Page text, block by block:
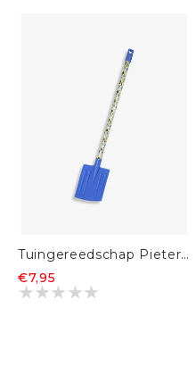
Tuingereedschap Pieter Konijn Schop
€7,95